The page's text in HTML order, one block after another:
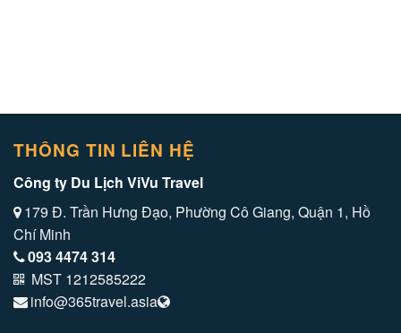
THÔNG TIN LIÊN HỆ
Công ty Du Lịch ViVu Travel
179 Đ. Trần Hưng Đạo, Phường Cô Giang, Quận 1, Hồ
Chí Minh
093 4474 314
MST 1212585222
info@365travel.asia